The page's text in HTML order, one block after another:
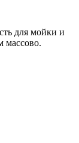
для мойки и
массово.